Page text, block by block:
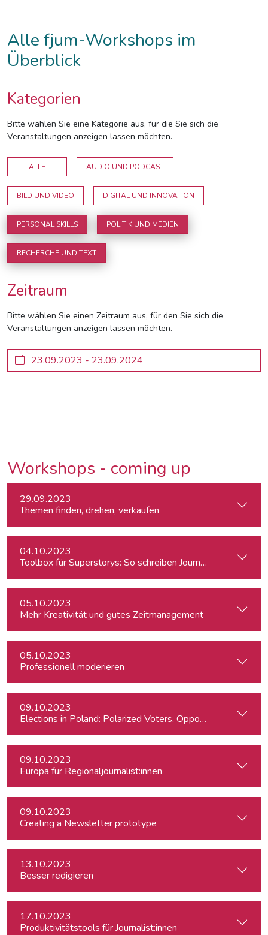
Alle fjum-Workshops im
Überblick
Kategorien
Bitte wählen Sie eine Kategorie aus, für die Sie sich die
Veranstaltungen anzeigen lassen möchten.
ALLE AUDIO UND PODCAST
BILD UND VIDEO DIGITAL UND INNOVATION
PERSONAL SKILLS POLITIK UND MEDIEN
RECHERCHE UND TEXT
Zeitraum
Bitte wählen Sie einen Zeitraum aus, für den Sie sich die
Veranstaltungen anzeigen lassen möchten.
Workshops - coming up
29.09.2023
Themen finden, drehen, verkaufen
04.10.2023
Toolbox für Superstorys: So schreiben Journalist:innen
05.10.2023
Mehr Kreativität und gutes Zeitmanagement
05.10.2023
Professionell moderieren
09.10.2023
Elections in Poland: Polarized Voters, Opposing Policies,
09.10.2023
Europa für Regionaljournalist:innen
09.10.2023
Creating a Newsletter prototype
13.10.2023
Besser redigieren
17.10.2023
Produktivitätstools für Journalist:innen